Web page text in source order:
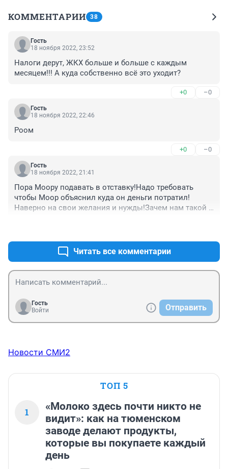
КОММЕНТАРИИ 38
Гость
18 ноября 2022, 23:52
Налоги дерут, ЖКХ больше и больше с каждым
месяцем!!! А куда собственно всё это уходит?
+0 –0
Гость
18 ноября 2022, 22:46
Роом
+0 –0
Гость
18 ноября 2022, 21:41
Пора Моору подавать в отставку!Надо требовать
чтобы Моор объяснил куда он деньги потратил!
Наверно на свои желания и нужды!Зачем нам такой
Читать все комментарии
Гость
Войти
Отправить
Новости СМИ2
ТОП 5
1
«Молоко здесь почти никто не
видит»: как на тюменском
заводе делают продукты,
которые вы покупаете каждый
день